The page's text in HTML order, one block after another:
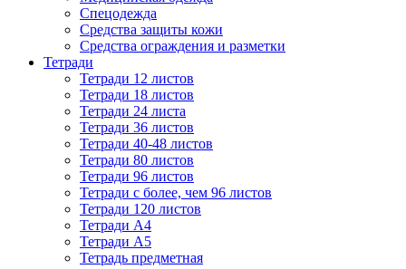
Спецодежда
Средства защиты кожи
Средства ограждения и разметки
Тетради
Тетради 12 листов
Тетради 18 листов
Тетради 24 листа
Тетради 36 листов
Тетради 40-48 листов
Тетради 80 листов
Тетради 96 листов
Тетради с более, чем 96 листов
Тетради 120 листов
Тетради А4
Тетради А5
Тетрадь предметная